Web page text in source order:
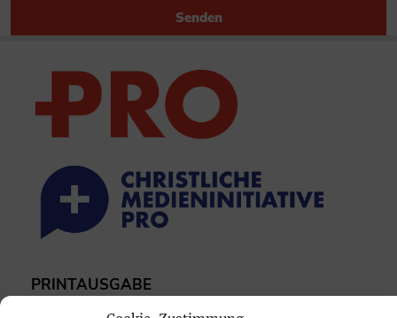
Senden
PRINTAUSGABE
Mediadaten